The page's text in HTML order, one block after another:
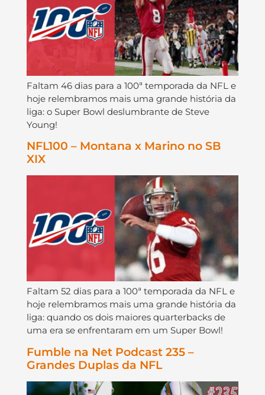
Faltam 46 dias para a 100ª temporada da NFL e
hoje relembramos mais uma grande história da
liga: o Super Bowl deslumbrante de Steve
Young!
NFL100 – Montana x Marino no SB
XIX
Faltam 52 dias para a 100ª temporada da NFL e
hoje relembramos mais uma grande história da
liga: quando os dois maiores quarterbacks de
uma era se enfrentaram em um Super Bowl!
Fumble na Net Podcast 235 –
Grandes Duplas da NFL